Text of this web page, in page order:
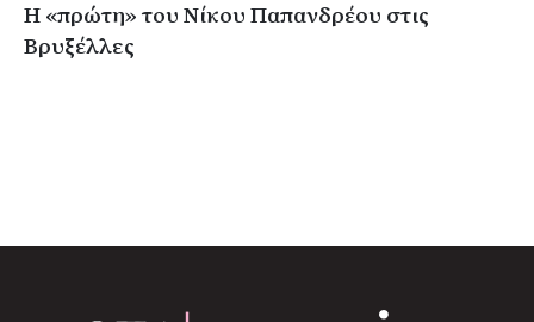
Η «πρώτη» του Νίκου Παπανδρέου στις
Βρυξέλλες